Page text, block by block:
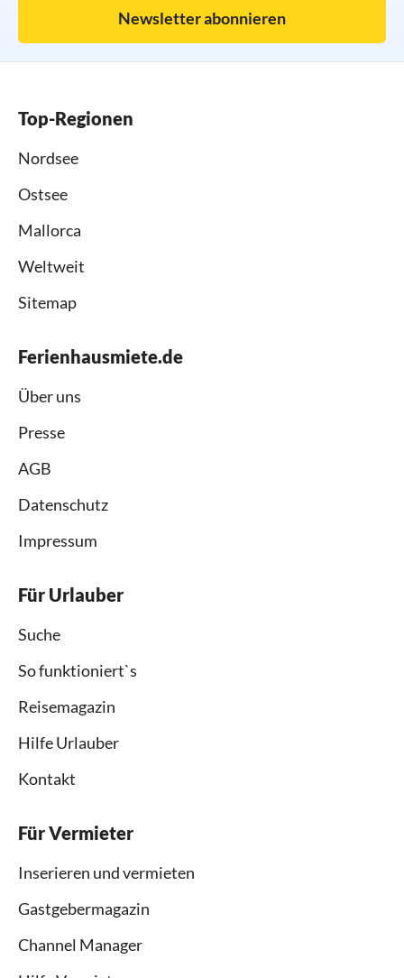
Newsletter abonnieren
Top-Regionen
Nordsee
Ostsee
Mallorca
Weltweit
Sitemap
Ferienhausmiete.de
Über uns
Presse
AGB
Datenschutz
Impressum
Für Urlauber
Suche
So funktioniert`s
Reisemagazin
Hilfe Urlauber
Kontakt
Für Vermieter
Inserieren und vermieten
Gastgebermagazin
Channel Manager